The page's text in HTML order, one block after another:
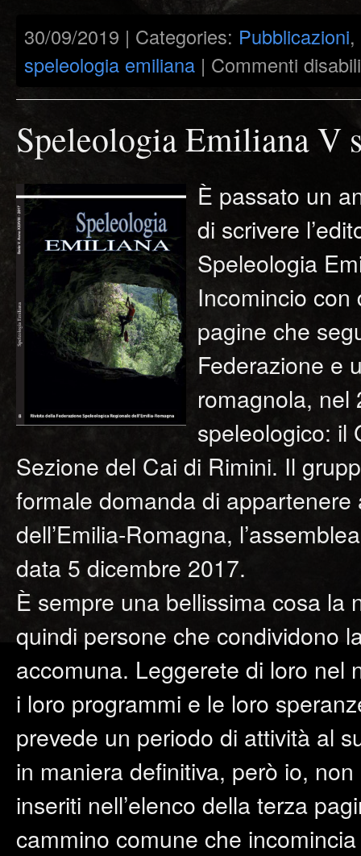
30/09/2019 | Categories: Pubblicazioni,
speleologia emiliana | Commenti
Speleologia Emiliana V
È passato un
di scrivere
Speleologia
Incomincio
pagine che
Federazione e
romagnola, nel
speleologico: il
Sezione del Cai di Rimini. Il
formale domanda di
dell’Emilia-Romagna,
data 5 dicembre 2017.
È sempre una bellissima cosa la
quindi persone che condividono
accomuna. Leggerete di loro nel
i loro programmi e le loro
prevede un periodo di attività al
in maniera definitiva, però io,
inseriti nell’elenco della terza
cammino comune che